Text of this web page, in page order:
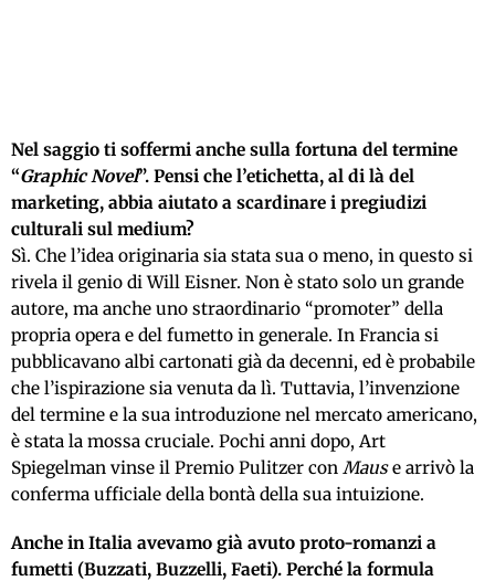
Nel saggio ti soffermi anche sulla fortuna del termine
“Graphic Novel”. Pensi che l’etichetta, al di là del
marketing, abbia aiutato a scardinare i pregiudizi
culturali sul medium?
Sì. Che l’idea originaria sia stata sua o meno, in questo si
rivela il genio di Will Eisner. Non è stato solo un grande
autore, ma anche uno straordinario “promoter” della
propria opera e del fumetto in generale. In Francia si
pubblicavano albi cartonati già da decenni, ed è probabile
che l’ispirazione sia venuta da lì. Tuttavia, l’invenzione
del termine e la sua introduzione nel mercato americano,
è stata la mossa cruciale. Pochi anni dopo, Art
Spiegelman vinse il Premio Pulitzer con Mause arrivò la
conferma ufficiale della bontà della sua intuizione.
Anche in Italia avevamo già avuto proto-romanzi a
fumetti (Buzzati, Buzzelli, Faeti). Perché la formula